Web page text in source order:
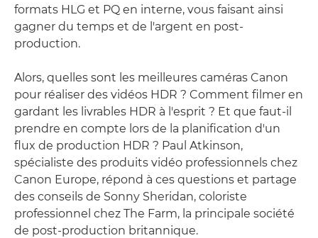
formats HLG et PQ en interne, vous faisant ainsi
gagner du temps et de l'argent en post-
production.
Alors, quelles sont les meilleures caméras Canon
pour réaliser des vidéos HDR ? Comment filmer en
gardant les livrables HDR à l'esprit ? Et que faut-il
prendre en compte lors de la planification d'un
flux de production HDR ? Paul Atkinson,
spécialiste des produits vidéo professionnels chez
Canon Europe, répond à ces questions et partage
des conseils de Sonny Sheridan, coloriste
professionnel chez The Farm, la principale société
de post-production britannique.